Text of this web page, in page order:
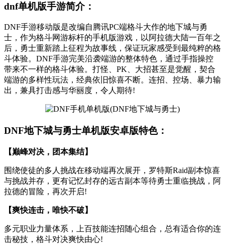
dnf单机版手游简介：
DNF手游移动版是改编自腾讯PC端格斗大作的地下城与勇
士，作为格斗网游标杆的手机版游戏，以阿拉德大陆一百年之
后，勇士重新踏上征程为故事线，保证玩家感受到最纯粹的格
斗体验。DNF手游完美沿袭端游的整体特色，通过手指操控
带来不一样的格斗体验。打怪、PK、大招甚至是觉醒，契合
端游的多样性玩法，经典依旧惊喜不断。连招、控场、暴力输
出，兼具打击感与华丽度，令人期待!
DNF地下城与勇士单机版安卓版特色：
【巅峰对决，团本集结】
围绕使徒的多人挑战在移动端再次展开，罗特斯Raid副本惊喜
与挑战并存，更有记忆封存的远古副本等待勇士重临挑战，阿
拉德的冒险，再次开启!
【爽快连击，唯快不破】
多元职业力量体系，上百技能连招随心组合，总有适合你的连
击秘技，格斗对决爽快由心!